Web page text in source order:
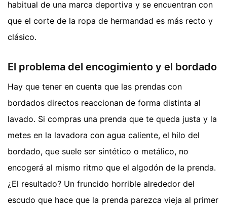
habitual de una marca deportiva y se encuentran con
que el corte de la ropa de hermandad es más recto y
clásico.
El problema del encogimiento y el bordado
Hay que tener en cuenta que las prendas con
bordados directos reaccionan de forma distinta al
lavado. Si compras una prenda que te queda justa y la
metes en la lavadora con agua caliente, el hilo del
bordado, que suele ser sintético o metálico, no
encogerá al mismo ritmo que el algodón de la prenda.
¿El resultado? Un fruncido horrible alrededor del
escudo que hace que la prenda parezca vieja al primer